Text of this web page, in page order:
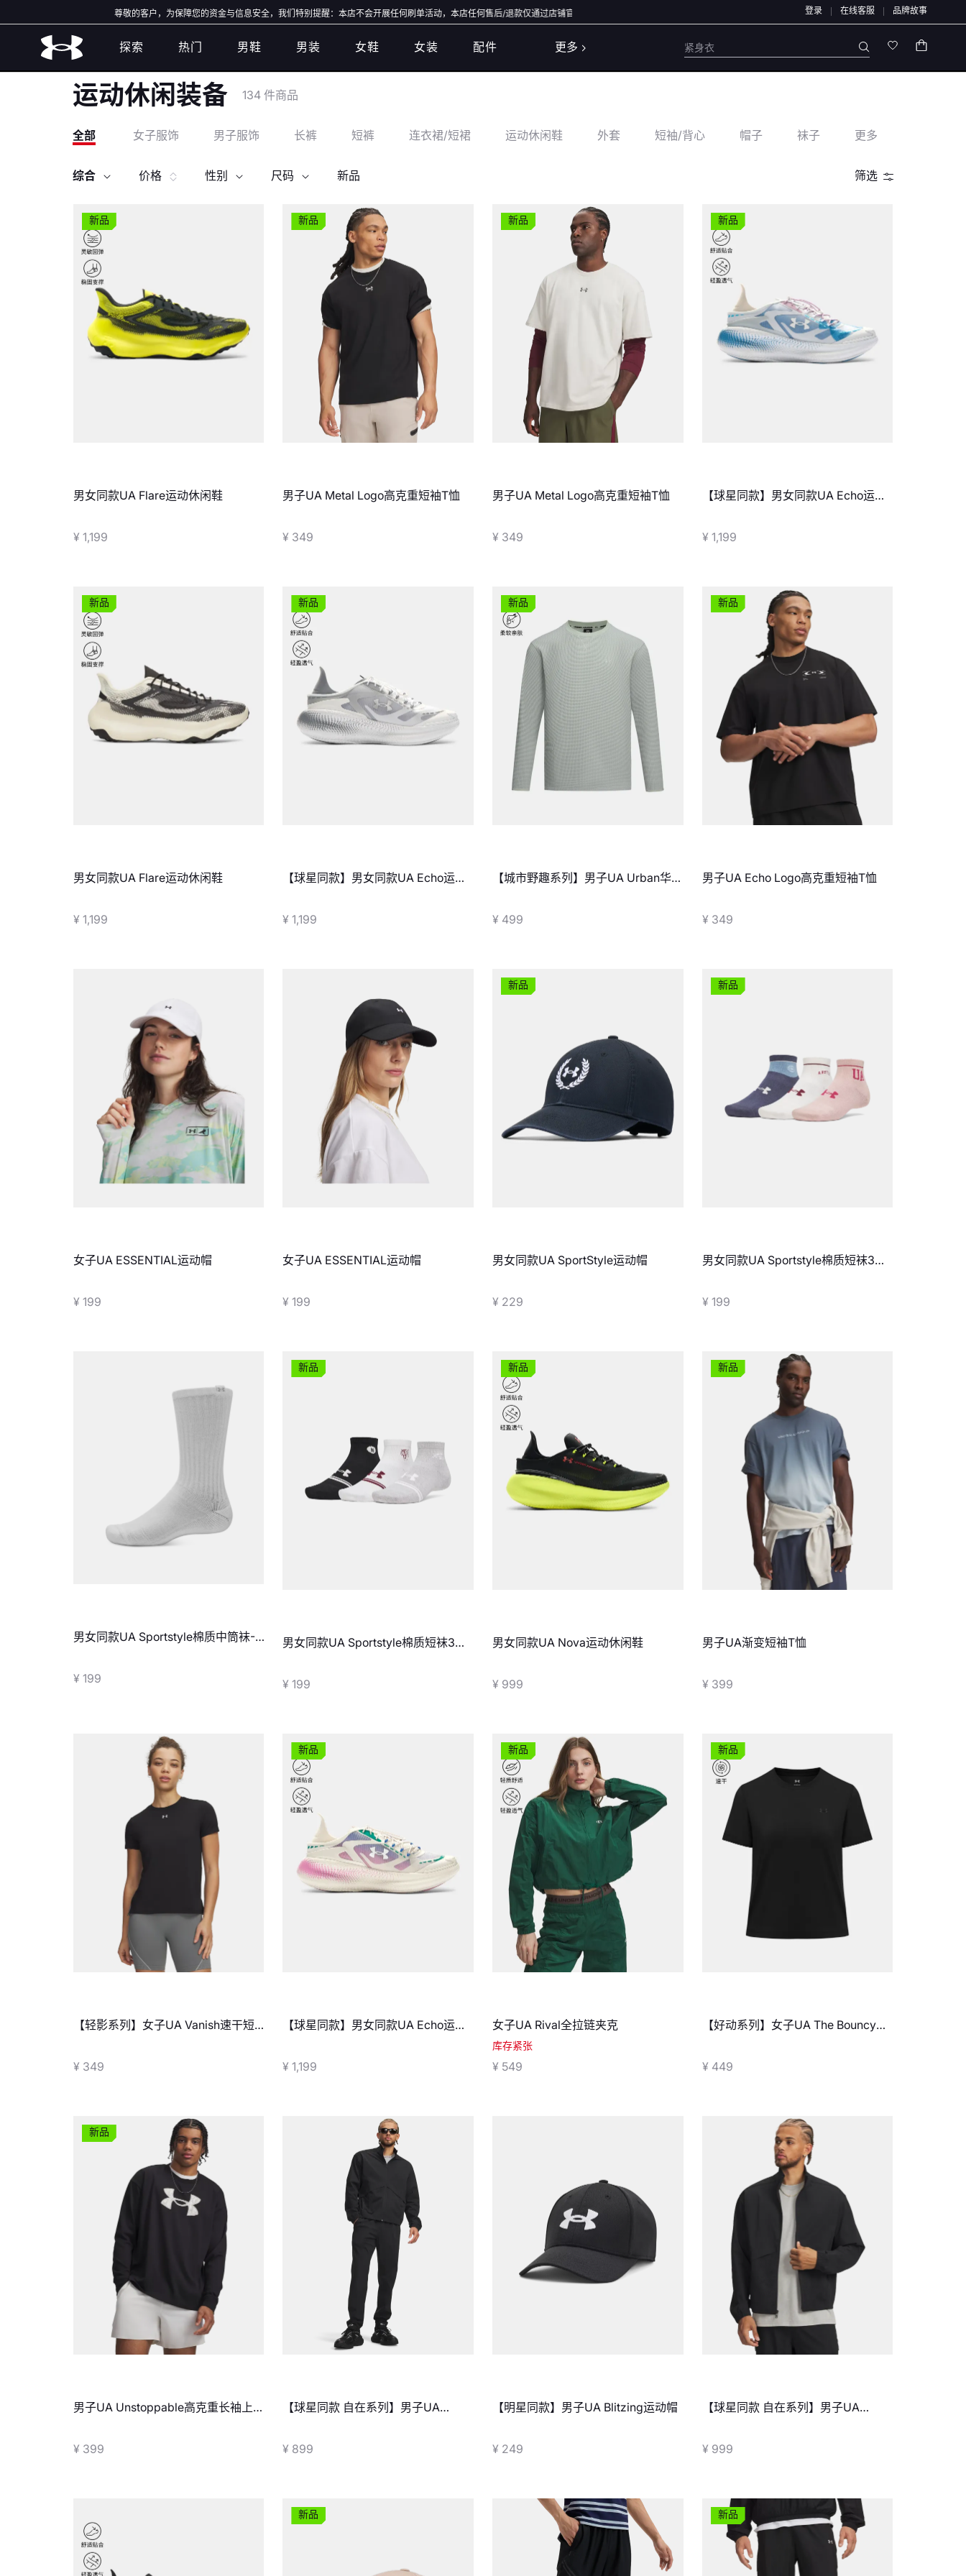
尊敬的客户，为保障您的资金与信息安全，我们特别提醒：本店不会开展任何刷单活动，本店任何售后/退款仅通过店铺官方通道办理，退款均原路退回，不会通过链接、二维码、微信群、第三方APP或私下账户办理，也不会索
登录 在线客服 品牌故事
探索 热门 男鞋 男装 女鞋 女装 配件 更多 紧身衣
运动休闲装备 134 件商品
全部 女子服饰 男子服饰 长裤 短裤 连衣裙/短裙 运动休闲鞋 外套 短袖/背心 帽子 袜子 更多
综合 价格 性别 尺码 新品 筛选
新品
男女同款UA Flare运动休闲鞋
¥ 1,199
新品
男子UA Metal Logo高克重短袖T恤
¥ 349
新品
男子UA Metal Logo高克重短袖T恤
¥ 349
新品
【球星同款】男女同款UA Echo运动
¥ 1,199
新品
男女同款UA Flare运动休闲鞋
¥ 1,199
新品
【球星同款】男女同款UA Echo运动
¥ 1,199
新品
【城市野趣系列】男子UA Urban华夫
¥ 499
新品
男子UA Echo Logo高克重短袖T恤
¥ 349
女子UA ESSENTIAL运动帽
¥ 199
女子UA ESSENTIAL运动帽
¥ 199
新品
男女同款UA SportStyle运动帽
¥ 229
新品
男女同款UA Sportstyle棉质短袜3双
¥ 199
男女同款UA Sportstyle棉质中筒袜-2
¥ 199
新品
男女同款UA Sportstyle棉质短袜3双
¥ 199
新品
男女同款UA Nova运动休闲鞋
¥ 999
新品
男子UA渐变短袖T恤
¥ 399
【轻影系列】女子UA Vanish速干短
¥ 349
新品
【球星同款】男女同款UA Echo运动
¥ 1,199
新品
女子UA Rival全拉链夹克
库存紧张
¥ 549
新品
【好动系列】女子UA The Bouncy速
¥ 449
新品
男子UA Unstoppable高克重长袖上
¥ 399
【球星同款 自在系列】男子UA
¥ 899
【明星同款】男子UA Blitzing运动帽
¥ 249
【球星同款 自在系列】男子UA
¥ 999
新品 新品